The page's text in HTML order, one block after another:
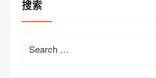
搜索
for: